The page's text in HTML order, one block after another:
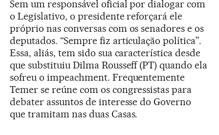
Sem um responsável oficial por dialogar com
o Legislativo, o presidente reforçará ele
próprio nas conversas com os senadores e os
deputados. “Sempre fiz articulação política”.
Essa, aliás, tem sido sua característica desde
que substituiu Dilma Rousseff (PT) quando ela
sofreu o impeachment. Frequentemente
Temer se reúne com os congressistas para
debater assuntos de interesse do Governo
que tramitam nas duas Casas.